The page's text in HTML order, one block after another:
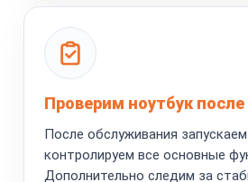
Проверим ноутбук после
После обслуживания
контролируем все основные
Дополнительно следим за